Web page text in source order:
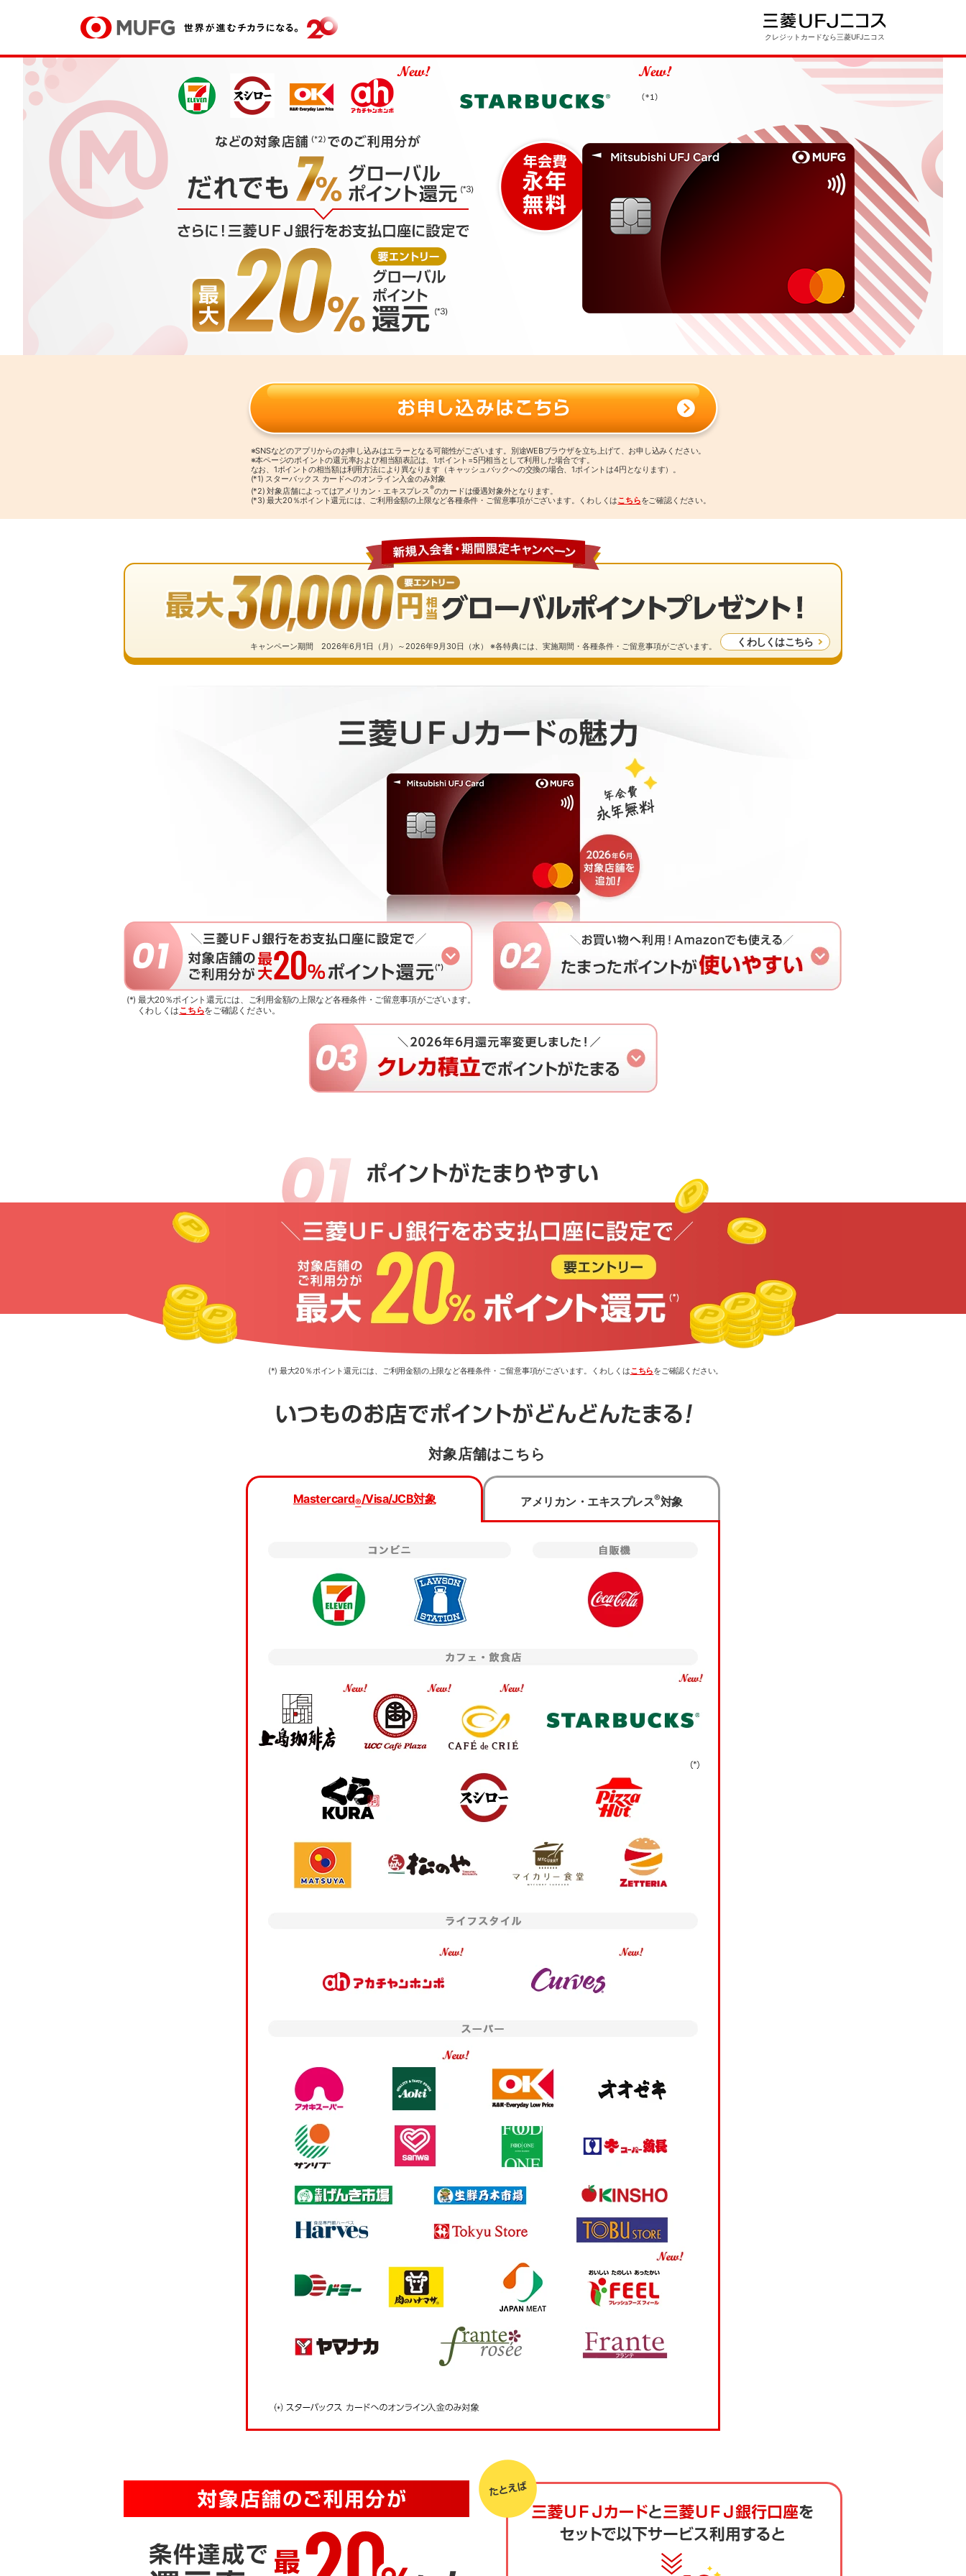
クレジットカードなら三菱UFJニコス
※SNSなどのアプリからのお申し込みはエラーとなる可能性がございます。別途WEBブラウザを立ち上げて、お申し込みください。
※本ページのポイントの還元率および相当額表記は、1ポイント=5円相当として利用した場合です。
なお、1ポイントの相当額は利用方法により異なります（キャッシュバックへの交換の場合、1ポイントは4円となります）。
(*1) スターバックス カードへのオンライン入金のみ対象
(*2) 対象店舗によってはアメリカン・エキスプレス®のカードは優遇対象外となります。
(*3) 最大20％ポイント還元には、ご利用金額の上限など各種条件・ご留意事項がございます。くわしくはこちらをご確認ください。
キャンペーン期間 2026年6月1日（月）～2026年9月30日（水） ※各特典には、実施期間・各種条件・ご留意事項がございます。 くわしくはこちら
(*) 最大20％ポイント還元には、ご利用金額の上限など各種条件・ご留意事項がございます。
くわしくはこちらをご確認ください。
(*) 最大20％ポイント還元には、ご利用金額の上限など各種条件・ご留意事項がございます。くわしくはこちらをご確認ください。
対象店舗はこちら
Mastercard®/Visa/JCB対象 アメリカン・エキスプレス®対象
カード種類・国際ブランドを選択のうえ、お申し込みフォームへ進んでください。
学生
国際ブランド
Mastercard ®
Visa
JCB
お申し込みフォームへ
三菱UFJ銀行でのお手続きとなります。
下記事項をご確認の上お申し込みください。
・個人関連情報の第三者提供
お客さまがスマート口座開設アプリへのリンクボタンをタップ、または二次元コードを読み込んだ場合、当社は、お客様
の分析や広告費用の精算に利用するため、URL末尾に付与したパラメータ情報を株式会社三菱UFJ銀行に提供し、同行にお
いてその情報をお客さまのお申し込み情報と紐付けます。
二次元
＞ ご利用にあたって
※二次元コードを読み込むとアプリストアが開きます。